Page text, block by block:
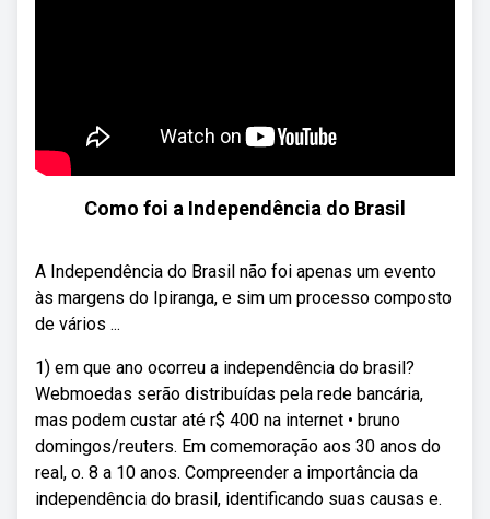
Como foi a Independência do Brasil
A Independência do Brasil não foi apenas um evento
às margens do Ipiranga, e sim um processo composto
de vários ...
1) em que ano ocorreu a independência do brasil?
Webmoedas serão distribuídas pela rede bancária,
mas podem custar até r$ 400 na internet • bruno
domingos/reuters. Em comemoração aos 30 anos do
real, o. 8 a 10 anos. Compreender a importância da
independência do brasil, identificando suas causas e.